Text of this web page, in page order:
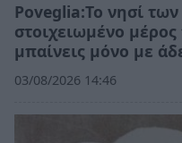
Poveglia:Το νησί
στοιχειωμένο
μπαίνεις μόνο με
03/08/2026 14:46